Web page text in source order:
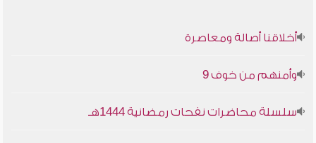
أخلاقنا أصالة ومعاصرة
وأمنهم من خوف 9
سلسلة محاضرات نفحات رمضانية 1444هـ